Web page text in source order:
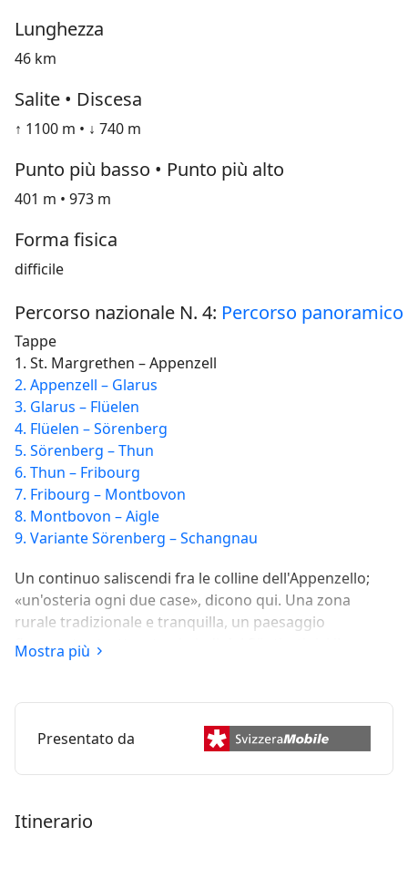
Lunghezza
46 km
Salite • Discesa
↑ 1100 m • ↓ 740 m
Punto più basso • Punto più alto
401 m • 973 m
Forma fisica
difficile
Percorso nazionale N. 4: Percorso
Tappe
1. St. Margrethen – Appenzell
2. Appenzell – Glarus
3. Glarus – Flüelen
4. Flüelen – Sörenberg
5. Sörenberg – Thun
6. Thun – Fribourg
7. Fribourg – Montbovon
8. Montbovon – Aigle
9. Variante Sörenberg – Schangnau
Un continuo saliscendi fra le colline dell'Appenzello;
«un'osteria ogni due case», dicono qui. Una zona
rurale tradizionale e tranquilla, un paesaggio
finemente strutturato ai piedi del Säntis, tipici il
dialetto antico e l'umorismo sagace.
Mostra più
Presentato da
Itinerario